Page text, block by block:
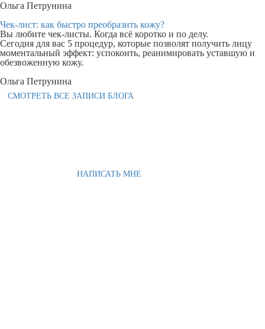
Ольга Петрунина
Чек-лист: как быстро преобразить кожу?
Вы любите чек-листы. Когда всё коротко и по делу.
Сегодня для вас 5 процедур, которые позволят получить лицу
моментальный эффект: успокоить, реанимировать уставшую и
обезвоженную кожу.
Ольга Петрунина
СМОТРЕТЬ ВСЕ ЗАПИСИ БЛОГА
НАПИСАТЬ МНЕ